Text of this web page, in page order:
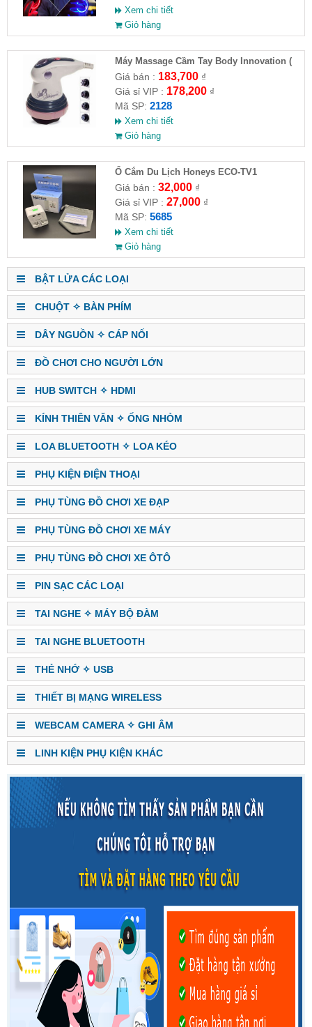
Xem chi tiết
Giỏ hàng
Máy Massage Cầm Tay Body Innovation (
HĐ )
Giá bán : 183,700₫
Giá sỉ VIP : 178,200₫
Mã SP: 2128
Xem chi tiết
Giỏ hàng
Ổ Cắm Du Lịch Honeys ECO-TV1
Giá bán : 32,000₫
Giá sỉ VIP : 27,000₫
Mã SP: 5685
Xem chi tiết
Giỏ hàng
BẬT LỬA CÁC LOẠI
CHUỘT ✧ BÀN PHÍM
DÂY NGUỒN ✧ CÁP NỐI
ĐỒ CHƠI CHO NGƯỜI LỚN
HUB SWITCH ✧ HDMI
KÍNH THIÊN VĂN ✧ ỐNG NHÒM
LOA BLUETOOTH ✧ LOA KÉO
PHỤ KIỆN ĐIỆN THOẠI
PHỤ TÙNG ĐỒ CHƠI XE ĐẠP
PHỤ TÙNG ĐỒ CHƠI XE MÁY
PHỤ TÙNG ĐỒ CHƠI XE ÔTÔ
PIN SẠC CÁC LOẠI
TAI NGHE ✧ MÁY BỘ ĐÀM
TAI NGHE BLUETOOTH
THẺ NHỚ ✧ USB
THIẾT BỊ MẠNG WIRELESS
WEBCAM CAMERA ✧ GHI ÂM
LINH KIỆN PHỤ KIỆN KHÁC